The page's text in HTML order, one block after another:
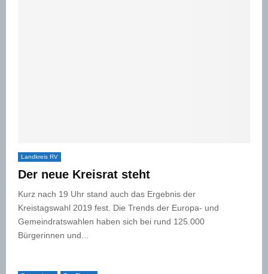
Landkreis RV
Der neue Kreisrat steht
Kurz nach 19 Uhr stand auch das Ergebnis der
Kreistagswahl 2019 fest. Die Trends der Europa- und
Gemeindratswahlen haben sich bei rund 125.000
Bürgerinnen und...